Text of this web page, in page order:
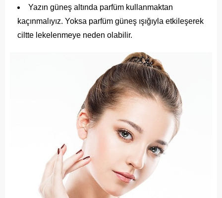
Yazın güneş altında parfüm kullanmaktan
kaçınmalıyız. Yoksa parfüm güneş ışığıyla etkileşerek
ciltte lekelenmeye neden olabilir.